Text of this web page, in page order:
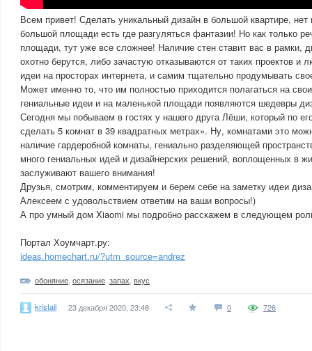
Всем привет! Сделать уникальный дизайн в большой квартире, нет
большой площади есть где разгуляться фантазии! Но как только
площади, тут уже все сложнее! Наличие стен ставит вас в рамки,
охотно берутся, либо зачастую отказываются от таких проектов и
идеи на просторах интернета, и самим тщательно продумывать
Может именно то, что им полностью приходится полагаться на
гениальные идеи и на маленькой площади появляются шедевры
Сегодня мы побываем в гостях у нашего друга Лёши, который по
сделать 5 комнат в 39 квадратных метрах». Ну, комнатами это
наличие гардеробной комнаты, гениально разделяющей
много гениальных идей и дизайнерских решений, воплощенных в
заслуживают вашего внимания!
Друзья, смотрим, комментируем и берем себе на заметку идеи
Алексеем с удовольствием ответим на ваши вопросы!)
А про умный дом Xiaomi мы подробно расскажем в следующем
Портал Хоумчарт.ру:
ideas.homechart.ru/?utm_source=andrez
обоняние осязание запах вкус
kristall 23 декабря 2020, 23:48 0 726